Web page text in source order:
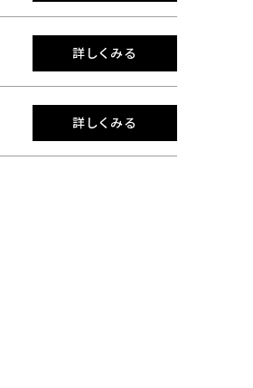
詳しくみる
詳しくみる